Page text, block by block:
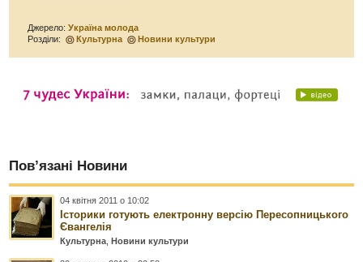
Джерело:Україна молода
Розділи:
Культурна Новини культури
Пов’язані Новини
04 квітня 2011 о 10:02
Історики готують електронну версію Пересопницького
Євангелія
Культурна ,Новини культури